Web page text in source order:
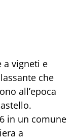
a vigneti e
che
all’epoca
in un comune
a